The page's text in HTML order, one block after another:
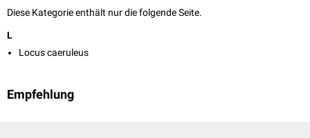
Diese Kategorie enthält nur die folgende Seite.
L
Locus caeruleus
Empfehlung